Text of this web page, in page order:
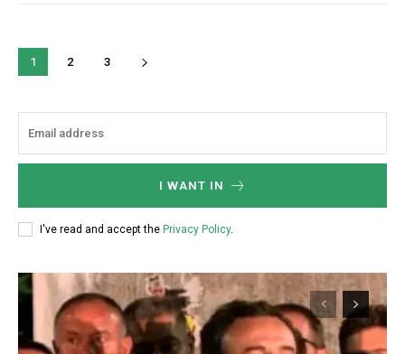
1 2 3
I WANT IN
I've read and accept the Privacy Policy.